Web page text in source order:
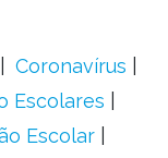
Coronavírus
Escolares
Escolar